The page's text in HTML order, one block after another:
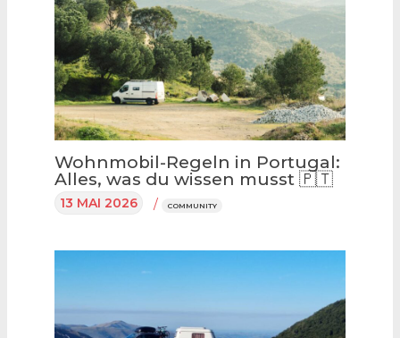
Wohnmobil-Regeln in Portugal:
Alles, was du wissen musst 🇵🇹
13 MAI 2026 / COMMUNITY